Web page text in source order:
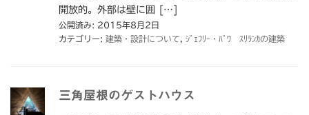
開放的。外部は壁に囲 […]
公開済み: 2015年8月2日
カテゴリー: 建築・設計について ｼﾞｪﾌﾘｰ・ﾊﾞﾜ ｽﾘﾗﾝｶの建築
三角屋根のゲストハウス